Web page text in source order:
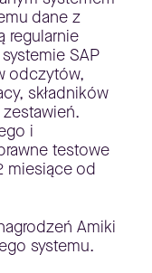
dane z
regularnie
SAP
odczytów,
składników
i
testowe
miesiące od
Amiki
systemu.